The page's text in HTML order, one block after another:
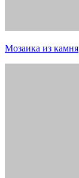
Мозаика из камня